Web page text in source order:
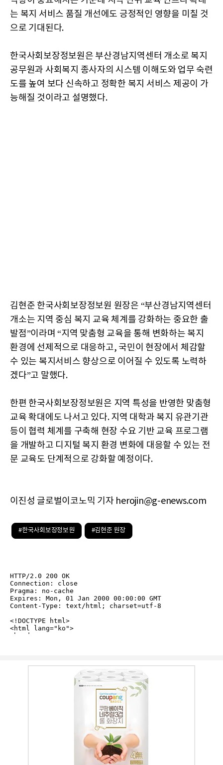
는 복지 서비스 품질 개선에도 긍정적인 영향을 미칠 것
으로 기대된다.
한국사회보장정보원은 부산경남지역센터 개소로 복지
공무원과 사회복지 종사자의 시스템 이해도와 업무 숙련
도를 높여 보다 신속하고 정확한 복지 서비스 제공이 가
능해질 것이라고 설명했다.
김현준 한국사회보장정보원 원장은 “부산경남지역센터
개소는 지역 중심 복지 교육 체계를 강화하는 중요한 출
발점”이라며 “지역 맞춤형 교육을 통해 변화하는 복지
환경에 선제적으로 대응하고, 국민이 현장에서 체감할
수 있는 복지서비스 향상으로 이어질 수 있도록 노력하
겠다”고 말했다.
한편 한국사회보장정보원은 지역 특성을 반영한 맞춤형
교육 확대에도 나서고 있다. 지역 대학과 복지 유관기관
등이 협력 체계를 구축해 현장 수요 기반 교육 프로그램
을 개발하고 디지털 복지 환경 변화에 대응할 수 있는 전
문 교육도 단계적으로 강화할 예정이다.
이진성 글로벌이코노믹 기자 herojin@g-enews.com
#한국사회보장정보원 #김현준 원장